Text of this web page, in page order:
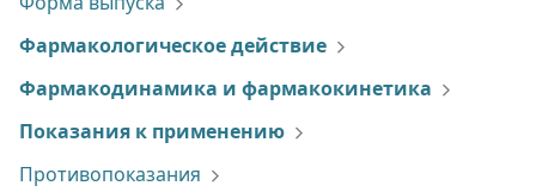
Фармакологическое действие
Фармакодинамика и фармакокинетика
Показания к применению
Противопоказания